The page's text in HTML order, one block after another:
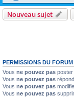
Nouveau sujet
PERMISSIONS DU FORUM
Vous ne pouvez pas poster
Vous ne pouvez pas
Vous ne pouvez pas
Vous ne pouvez pas